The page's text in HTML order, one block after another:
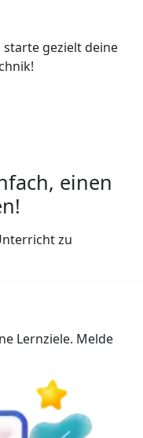
gezielt deine
einen
zu
Lernziele. Melde